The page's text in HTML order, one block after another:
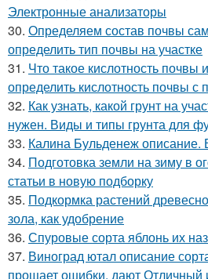
Электронные анализаторы
30. Определяем состав почвы
определить тип почвы на участке
31. Что такое кислотность почвы
определить кислотность почвы
32. Как узнать, какой грунт на
нужен. Виды и типы грунта для
33. Калина Бульденеж
34. Подготовка земли на зиму в
статьи в новую подборку
35. Подкормка растений
зола, как удобрение
36. Спуровые сорта яблонь их
37. Виноград ютал описание
прощает ошибки, дают Отличный